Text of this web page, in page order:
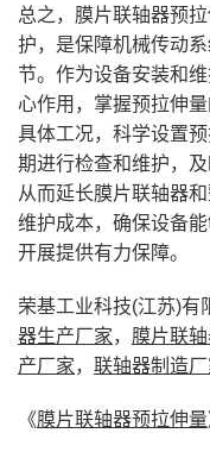
总之，膜片联轴器预
护，是保障机械传动
节。作为设备安装和
心作用，掌握预拉伸
具体工况，科学设置
期进行检查和维护，
从而延长膜片联轴器
维护成本，确保设备
开展提供有力保障。
荣基工业科技(江苏)有
器生产厂家， 膜片联
产厂家， 联轴器制造厂
《膜片联轴器预拉伸量